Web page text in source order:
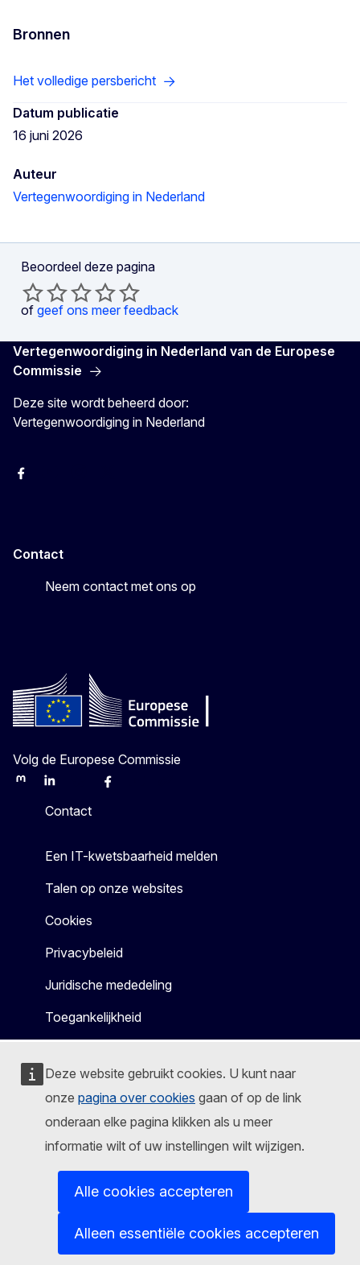
Deze website gebruikt cookies. U kunt naar
onze pagina over cookies gaan of op de link
onderaan elke pagina klikken als u meer
informatie wilt of uw instellingen wilt wijzigen.
Alle cookies accepteren
Alleen essentiële cookies accepteren
Bronnen
Het volledige persbericht
Datum publicatie
16 juni 2026
Auteur
Vertegenwoordiging in Nederland
Beoordeel deze pagina
of geef ons meer feedback
Vertegenwoordiging in Nederland van de Europese
Commissie
Deze site wordt beheerd door:
Vertegenwoordiging in Nederland
Facebook
Contact
Neem contact met ons op
Volg de Europese Commissie
MastodonLinkedInBlueskyFacebook
Contact
Een IT-kwetsbaarheid melden
Talen op onze websites
Cookies
Privacybeleid
Juridische mededeling
Toegankelijkheid